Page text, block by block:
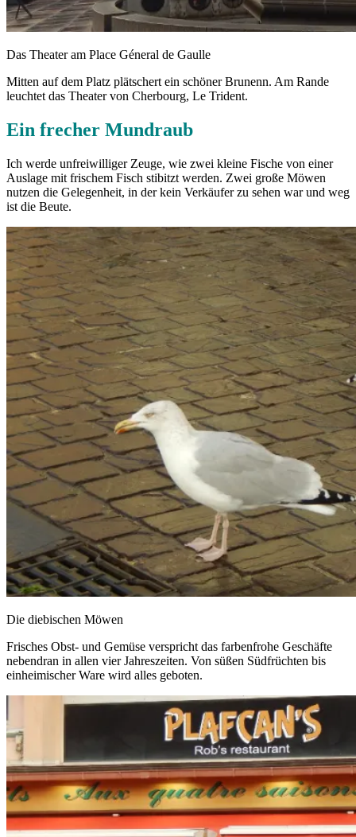
Das Theater am Place Géneral de Gaulle
Mitten auf dem Platz plätschert ein schöner Brunenn. Am Rande
leuchtet das Theater von Cherbourg, Le Trident.
Ein frecher Mundraub
Ich werde unfreiwilliger Zeuge, wie zwei kleine Fische von einer
Auslage mit frischem Fisch stibitzt werden. Zwei große Möwen
nutzen die Gelegenheit, in der kein Verkäufer zu sehen war und weg
ist die Beute.
Die diebischen Möwen
Frisches Obst- und Gemüse verspricht das farbenfrohe Geschäfte
nebendran in allen vier Jahreszeiten. Von süßen Südfrüchten bis
einheimischer Ware wird alles geboten.